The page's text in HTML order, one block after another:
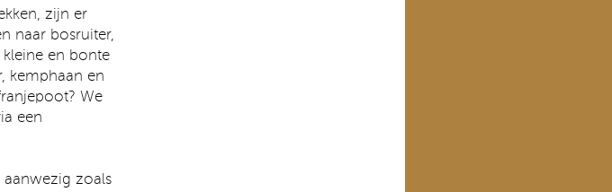
zijn er
naar bosruiter,
kleine en bonte
kemphaan en
We
een
zoals